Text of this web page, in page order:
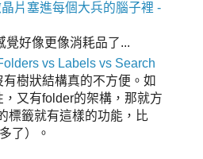
片塞進每個大兵的腦子裡 -
覺好像更像消耗品了...
vs Labels vs Search
樹狀結構真的不方便。如
又有folder的架構，那就方
標籤就有這樣的功能，比
了）。